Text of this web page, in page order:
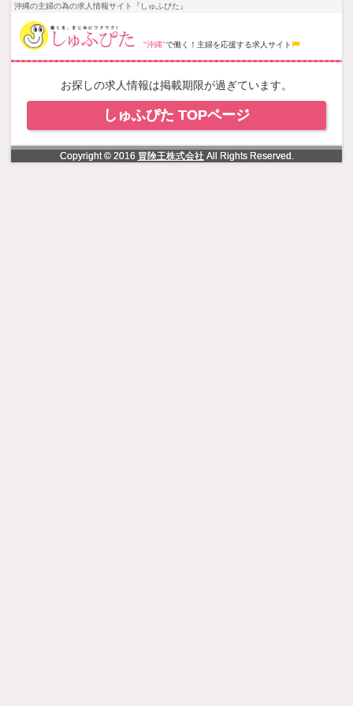
NowLoading
沖縄の主婦の為の求人情報サイト『しゅふぴた』
"沖縄"で働く！主婦を応援する求人サイト
お探しの求人情報は掲載期限が過ぎています。
しゅふぴた TOPページ
Copyright © 2016 冒険王株式会社All Rights Reserved.